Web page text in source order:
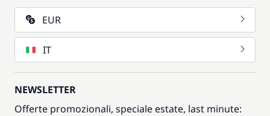
EUR
IT
NEWSLETTER
Offerte promozionali, speciale estate, last minute: